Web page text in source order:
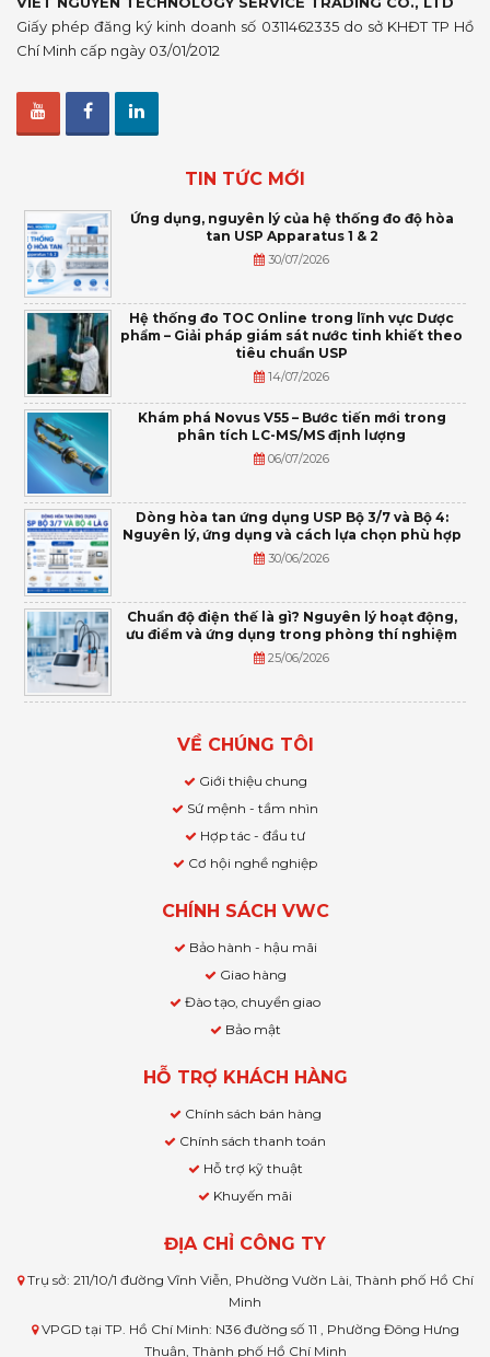
Giấy phép đăng ký kinh doanh số 0311462335 do sở KHĐT TP Hồ
Chí Minh cấp ngày 03/01/2012
TIN TỨC MỚI
Ứng dụng, nguyên lý của hệ thống đo độ hòa
tan USP Apparatus 1 & 2
30/07/2026
Hệ thống đo TOC Online trong lĩnh vực Dược
phẩm – Giải pháp giám sát nước tinh khiết theo
tiêu chuẩn USP
14/07/2026
Khám phá Novus V55 – Bước tiến mới trong
phân tích LC-MS/MS định lượng
06/07/2026
Dòng hòa tan ứng dụng USP Bộ 3/7 và Bộ 4:
Nguyên lý, ứng dụng và cách lựa chọn phù hợp
30/06/2026
Chuẩn độ điện thế là gì? Nguyên lý hoạt động,
ưu điểm và ứng dụng trong phòng thí nghiệm
25/06/2026
VỀ CHÚNG TÔI
Giới thiệu chung
Sứ mệnh - tầm nhìn
Hợp tác - đầu tư
Cơ hội nghề nghiệp
CHÍNH SÁCH VWC
Bảo hành - hậu mãi
Giao hàng
Đào tạo, chuyển giao
Bảo mật
HỖ TRỢ KHÁCH HÀNG
Chính sách bán hàng
Chính sách thanh toán
Hỗ trợ kỹ thuật
Khuyến mãi
ĐỊA CHỈ CÔNG TY
Trụ sở: 211/10/1 đường Vĩnh Viễn, Phường Vườn Lài, Thành phố Hồ Chí
Minh
VPGD tại TP. Hồ Chí Minh: N36 đường số 11 , Phường Đông Hưng
Thuận, Thành phố Hồ Chí Minh